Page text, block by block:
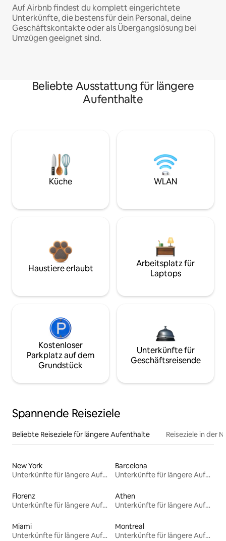
Auf Airbnb findest du komplett eingerichtete
Unterkünfte, die bestens für dein Personal, deine
Geschäftskontakte oder als Übergangslösung bei
Umzügen geeignet sind.
Beliebte Ausstattung für längere
Aufenthalte
Küche WLAN
Haustiere erlaubt
Arbeitsplatz für
Laptops
Kostenloser
Parkplatz auf dem
Grundstück
Unterkünfte für
Geschäftsreisende
Spannende Reiseziele
Beliebte Reiseziele für längere Aufenthalte Reiseziele in der
New York
Unterkünfte für längere Aufenthalte
Barcelona
Unterkünfte für längere Aufenthalte
Florenz
Unterkünfte für längere Aufenthalte
Athen
Unterkünfte für längere Aufenthalte
Miami
Unterkünfte für längere Aufenthalte
Montreal
Unterkünfte für längere Aufenthalte